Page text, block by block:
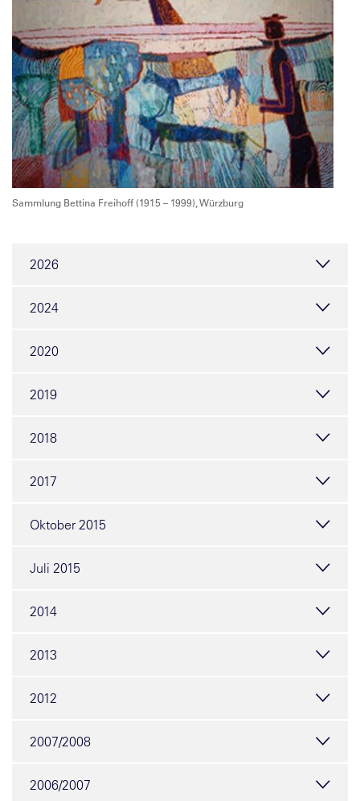
Sammlung Bettina Freihoff (1915 – 1999), Würzburg
2026
2024
2020
2019
2018
2017
Oktober 2015
Juli 2015
2014
2013
2012
2007/2008
2006/2007